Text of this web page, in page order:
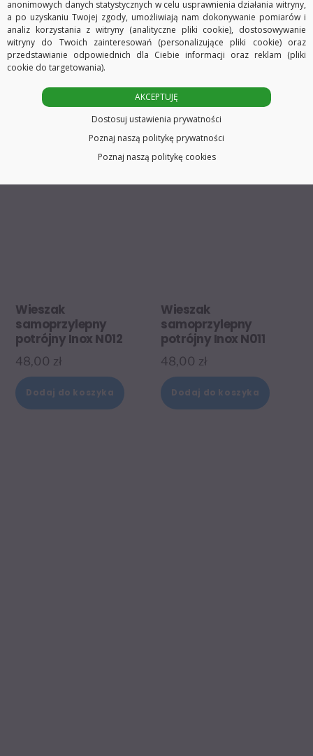
Wieszak
samoprzylepny
potrójny Inox N012
48,00 zł
Dodaj do koszyka
Wieszak
samoprzylepny
potrójny Inox N011
48,00 zł
Dodaj do koszyka
anonimowych danych statystycznych w celu usprawnienia działania witryny,
a po uzyskaniu Twojej zgody, umożliwiają nam dokonywanie pomiarów i
analiz korzystania z witryny (analityczne pliki cookie), dostosowywanie
witryny do Twoich zainteresowań (personalizujące pliki cookie) oraz
przedstawianie odpowiednich dla Ciebie informacji oraz reklam (pliki
cookie do targetowania).
AKCEPTUJĘ
Dostosuj ustawienia prywatności
Poznaj naszą politykę prywatności
Poznaj naszą politykę cookies